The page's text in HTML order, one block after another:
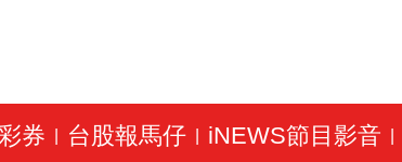
券 台股報馬仔| iNEWS節目影音